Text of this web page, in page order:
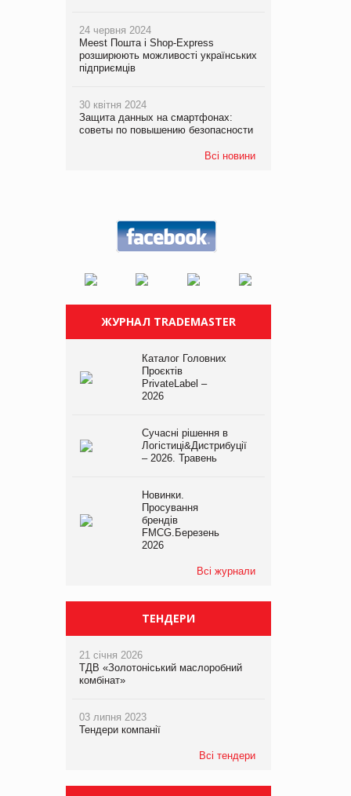
24 червня 2024
Meest Пошта і Shop-Express
розширюють можливості українських
підприємців
30 квітня 2024
Защита данных на смартфонах:
советы по повышению безопасности
Всі новини
ЖУРНАЛ TRADEMASTER
Каталог Головних
Проєктів
PrivateLabel –
2026
Сучасні рішення в
Логістиці&Дистрибуції
– 2026. Травень
Новинки.
Просування
брендів
FMCG.Березень
2026
Всі журнали
ТЕНДЕРИ
21 січня 2026
ТДВ «Золотоніський маслоробний
комбінат»
03 липня 2023
Тендери компанії
Всі тендери